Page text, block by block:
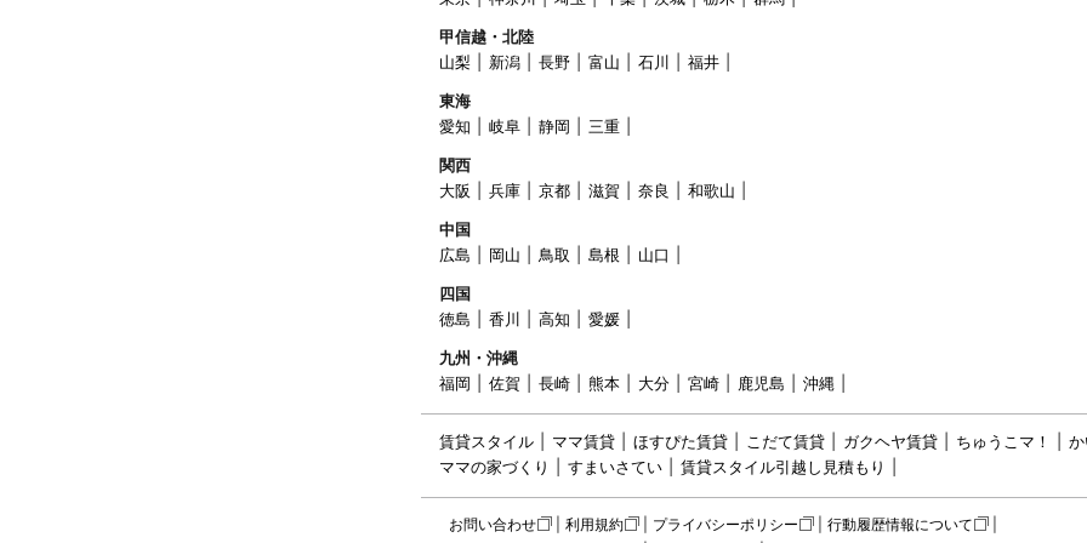
甲信越・北陸
山梨
新潟 長野 富山 石川
福井
東海
愛知
岐阜 静岡
三重
関西
大阪
兵庫 京都 滋賀 奈良
和歌山
中国
広島
岡山 鳥取 島根
山口
四国
徳島
香川 高知
愛媛
九州・沖縄
福岡
佐賀 長崎 熊本 大分 宮崎 鹿児島 沖縄
賃貸スタイル ママ賃貸 ほすぴた賃貸 こだて賃貸 ガクヘヤ賃貸 ちゅうこマ！
ママの家づくり
すまいさてい 賃貸スタイル引越し見積もり
お問い合わせ 利用規約 プライバシーポリシー
行動履歴情報について